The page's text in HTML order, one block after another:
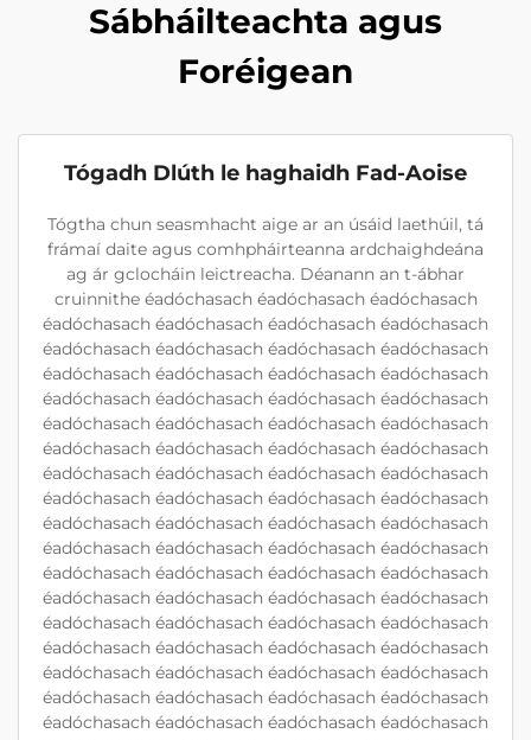
Sábháilteachta agus
Foréigean
Tógadh Dlúth le haghaidh Fad-Aoise
Tógtha chun seasmhacht aige ar an úsáid laethúil, tá
frámaí daite agus comhpháirteanna ardchaighdeána
ag ár gclocháin leictreacha. Déanann an t-ábhar
cruinnithe éadóchasach éadóchasach éadóchasach
éadóchasach éadóchasach éadóchasach éadóchasach
éadóchasach éadóchasach éadóchasach éadóchasach
éadóchasach éadóchasach éadóchasach éadóchasach
éadóchasach éadóchasach éadóchasach éadóchasach
éadóchasach éadóchasach éadóchasach éadóchasach
éadóchasach éadóchasach éadóchasach éadóchasach
éadóchasach éadóchasach éadóchasach éadóchasach
éadóchasach éadóchasach éadóchasach éadóchasach
éadóchasach éadóchasach éadóchasach éadóchasach
éadóchasach éadóchasach éadóchasach éadóchasach
éadóchasach éadóchasach éadóchasach éadóchasach
éadóchasach éadóchasach éadóchasach éadóchasach
éadóchasach éadóchasach éadóchasach éadóchasach
éadóchasach éadóchasach éadóchasach éadóchasach
éadóchasach éadóchasach éadóchasach éadóchasach
éadóchasach éadóchasach éadóchasach éadóchasach
éadóchasach éadóchasach éadóchasach éadóchasach